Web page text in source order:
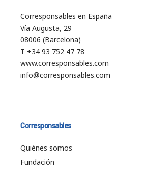
Corresponsables en España
Vía Augusta, 29
08006 (Barcelona)
T +34 93 752 47 78
www.corresponsables.com
info@corresponsables.com
Corresponsables
Quiénes somos
Fundación